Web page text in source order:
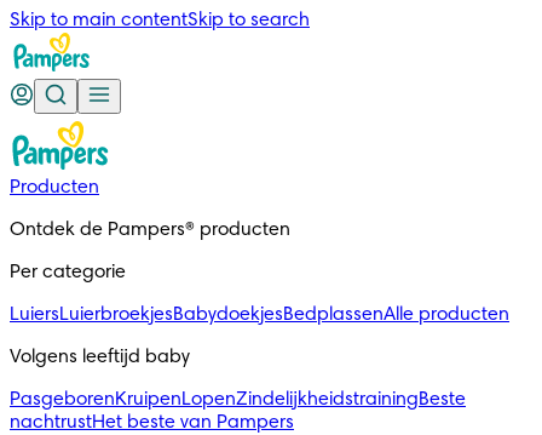
Skip to main contentSkip to search
Producten
Ontdek de Pampers® producten
Per categorie
LuiersLuierbroekjesBabydoekjesBedplassenAlle producten
Volgens leeftijd baby
PasgeborenKruipenLopenZindelijkheidstrainingBeste
nachtrustHet beste van Pampers